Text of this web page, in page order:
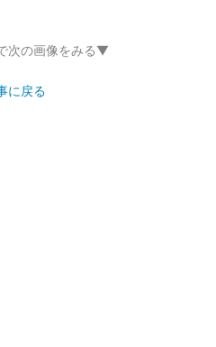
次の画像をみる▼
に戻る